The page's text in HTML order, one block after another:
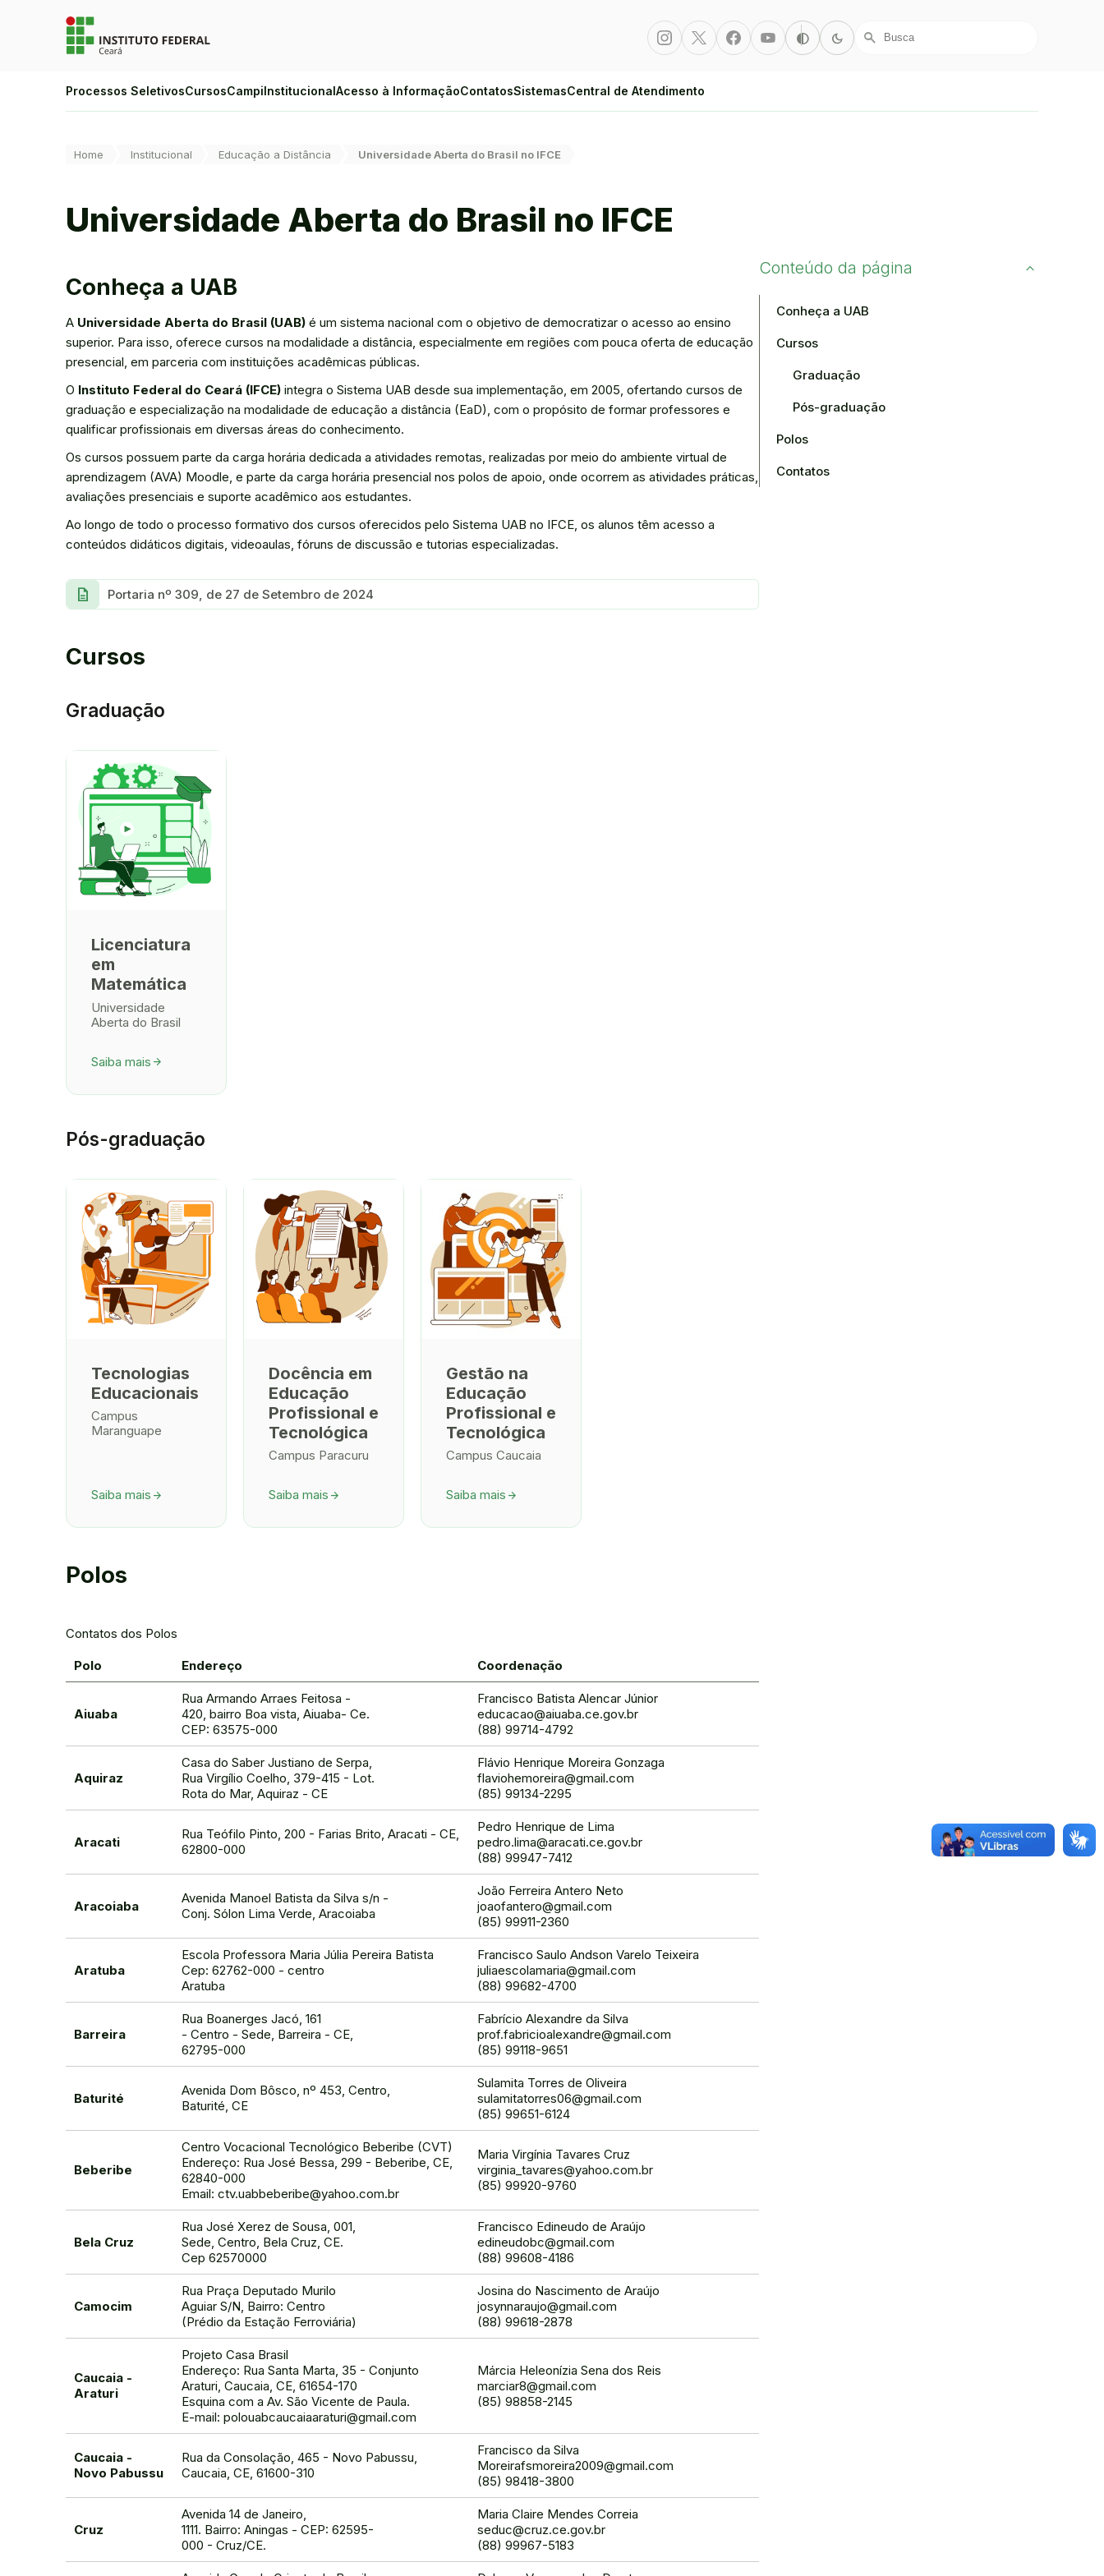
Ir para a busca
Ir para o menu principal
Ir para o conteúdo
Alto Contraste
Login da Área Administrativa
Acessibilidade
InstagramTwitter/XFacebookYoutubeAlto Contraste
contrast
Modo Escuro
dark_mode search
Processos SeletivosCursosCampiInstitucionalAcesso à InformaçãoContatosSistemasCentral de Atendimento
Você está aqui:
Home Institucional Educação a Distância Universidade Aberta do Brasil no IFCE
Universidade Aberta do Brasil no IFCE
Conheça a UAB
A Universidade Aberta do Brasil (UAB) é um sistema nacional com o objetivo de democratizar o acesso ao ensino
superior. Para isso, oferece cursos na modalidade a distância, especialmente em regiões com pouca oferta de educação
presencial, em parceria com instituições acadêmicas públicas.
O Instituto Federal do Ceará (IFCE) integra o Sistema UAB desde sua implementação, em 2005, ofertando cursos de
graduação e especialização na modalidade de educação a distância (EaD), com o propósito de formar professores e
qualificar profissionais em diversas áreas do conhecimento.
Os cursos possuem parte da carga horária dedicada a atividades remotas, realizadas por meio do ambiente virtual de
aprendizagem (AVA) Moodle, e parte da carga horária presencial nos polos de apoio, onde ocorrem as atividades práticas,
avaliações presenciais e suporte acadêmico aos estudantes.
Ao longo de todo o processo formativo dos cursos oferecidos pelo Sistema UAB no IFCE, os alunos têm acesso a
conteúdos didáticos digitais, videoaulas, fóruns de discussão e tutorias especializadas.
description Portaria nº 309, de 27 de Setembro de 2024
Cursos
Graduação
Licenciatura
em
Matemática
Universidade
Aberta do Brasil
Saiba mais arrow_forward
Pós-graduação
Tecnologias
Educacionais
Campus
Maranguape
Saiba mais arrow_forward
Docência em
Educação
Profissional e
Tecnológica
Campus Paracuru
Saiba mais arrow_forward
Gestão na
Educação
Profissional e
Tecnológica
Campus Caucaia
Saiba mais arrow_forward
Polos
Contatos dos Polos
Polo Endereço Coordenação
Aiuaba
Rua Armando Arraes Feitosa -
420, bairro Boa vista, Aiuaba- Ce.
CEP: 63575-000
Francisco Batista Alencar Júnior
educacao@aiuaba.ce.gov.br
(88) 99714-4792
Aquiraz
Casa do Saber Justiano de Serpa,
Rua Virgílio Coelho, 379-415 - Lot.
Rota do Mar, Aquiraz - CE
Flávio Henrique Moreira Gonzaga
flaviohemoreira@gmail.com
(85) 99134-2295
Aracati
Rua Teófilo Pinto, 200 - Farias Brito, Aracati - CE,
62800-000
Pedro Henrique de Lima
pedro.lima@aracati.ce.gov.br
(88) 99947-7412
Aracoiaba
Avenida Manoel Batista da Silva s/n -
Conj. Sólon Lima Verde, Aracoiaba
João Ferreira Antero Neto
joaofantero@gmail.com
(85) 99911-2360
Aratuba
Escola Professora Maria Júlia Pereira Batista
Cep: 62762-000 - centro
Aratuba
Francisco Saulo Andson Varelo Teixeira
juliaescolamaria@gmail.com
(88) 99682-4700
Barreira
Rua Boanerges Jacó, 161
- Centro - Sede, Barreira - CE,
62795-000
Fabrício Alexandre da Silva
prof.fabricioalexandre@gmail.com
(85) 99118-9651
Baturité
Avenida Dom Bôsco, nº 453, Centro,
Baturité, CE
Sulamita Torres de Oliveira
sulamitatorres06@gmail.com
(85) 99651-6124
Beberibe
Centro Vocacional Tecnológico Beberibe (CVT)
Endereço: Rua José Bessa, 299 - Beberibe, CE,
62840-000
Email: ctv.uabbeberibe@yahoo.com.br
Maria Virgínia Tavares Cruz
virginia_tavares@yahoo.com.br
(85) 99920-9760
Bela Cruz
Rua José Xerez de Sousa, 001,
Sede, Centro, Bela Cruz, CE.
Cep 62570000
Francisco Edineudo de Araújo
edineudobc@gmail.com
(88) 99608-4186
Camocim
Rua Praça Deputado Murilo
Aguiar S/N, Bairro: Centro
(Prédio da Estação Ferroviária)
Josina do Nascimento de Araújo
josynnaraujo@gmail.com
(88) 99618-2878
Caucaia -
Araturi
Projeto Casa Brasil
Endereço: Rua Santa Marta, 35 - Conjunto
Araturi, Caucaia, CE, 61654-170
Esquina com a Av. São Vicente de Paula.
E-mail: polouabcaucaiaaraturi@gmail.com
Márcia Heleonízia Sena dos Reis
marciar8@gmail.com
(85) 98858-2145
Caucaia -
Novo Pabussu
Rua da Consolação, 465 - Novo Pabussu,
Caucaia, CE, 61600-310
Francisco da Silva
Moreirafsmoreira2009@gmail.com
(85) 98418-3800
Cruz
Avenida 14 de Janeiro,
1111. Bairro: Aningas - CEP: 62595-
000 - Cruz/CE.
Maria Claire Mendes Correia
seduc@cruz.ce.gov.br
(88) 99967-5183
Conteúdo da página
Conheça a UAB
Cursos
Graduação
Pós-graduação
Polos
Contatos